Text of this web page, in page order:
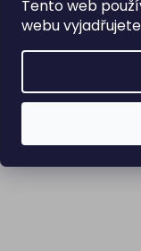
Tento web
webu